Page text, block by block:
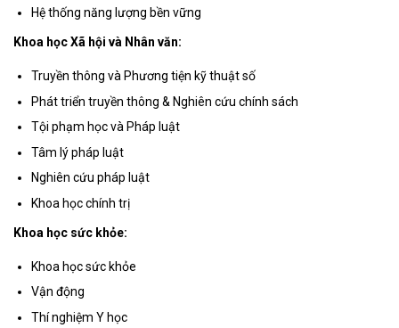
Hệ thống năng lượng bền vững
Khoa học Xã hội và Nhân văn:
Truyền thông và Phương tiện kỹ thuật số
Phát triển truyền thông & Nghiên cứu chính sách
Tội phạm học và Pháp luật
Tâm lý pháp luật
Nghiên cứu pháp luật
Khoa học chính trị
Khoa học sức khỏe:
Khoa học sức khỏe
Vận động
Thí nghiệm Y học